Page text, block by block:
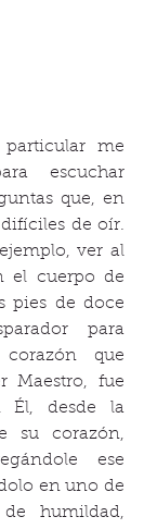
me
escuchar
que, en
de oír.
ver al
el cuerpo de
pies de doce
para
que
Maestro, fue
Él, desde la
su corazón,
ese
en uno de
humildad,